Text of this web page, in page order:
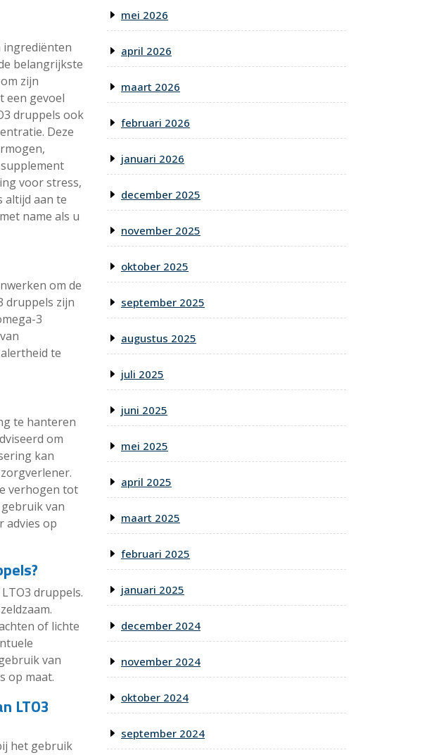
ingrediënten
belangrijkste
zijn
een gevoel
druppels ook
Deze
voor stress,
altijd aan te
name als u
om de
druppels zijn
3
te
te hanteren
om
kan
verhogen tot
van
advies op
druppels.
of lichte
van
op maat.
LTO3
het gebruik
mei 2026
april 2026
maart 2026
februari 2026
januari 2026
december 2025
november 2025
oktober 2025
september 2025
augustus 2025
juli 2025
juni 2025
mei 2025
april 2025
maart 2025
februari 2025
januari 2025
december 2024
november 2024
oktober 2024
september 2024